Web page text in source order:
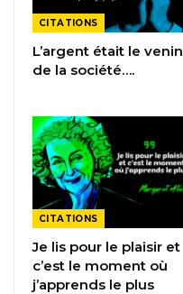
CITATIONS
L’argent était le venin
de la société….
CITATIONS
Je lis pour le plaisir et
c’est le moment où
j’apprends le plus